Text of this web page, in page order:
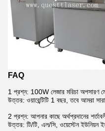
FAQ
1 প্রশ্ন: 100W লেজার মরিচা অপসারণ
উত্তর: ওয়ারেন্টিটি 1 বছর, তবে আমরা
2 প্রশ্ন: আপনার কাছে অর্থপ্রদানের
উত্তর: টি/টি, এল/সি, ওয়েস্টেন ইউনিয়ন